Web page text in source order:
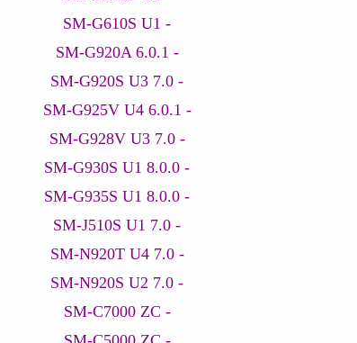
- SM-G610S U1
- SM-G920A 6.0.1
- SM-G920S U3 7.0
- SM-G925V U4 6.0.1
- SM-G928V U3 7.0
- SM-G930S U1 8.0.0
- SM-G935S U1 8.0.0
- SM-J510S U1 7.0
- SM-N920T U4 7.0
- SM-N920S U2 7.0
- SM-C7000 ZC